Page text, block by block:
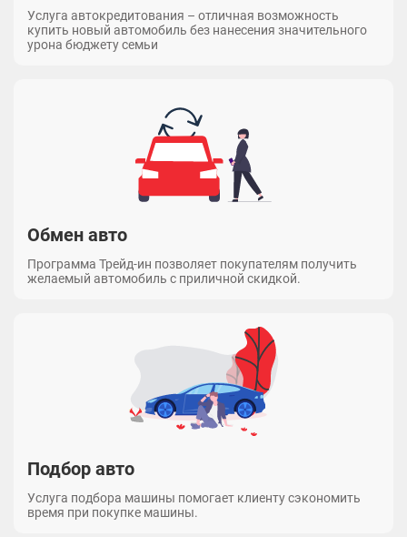
Услуга автокредитования – отличная возможность
купить новый автомобиль без нанесения значительного
урона бюджету семьи
Обмен авто
Программа Трейд-ин позволяет покупателям получить
желаемый автомобиль с приличной скидкой.
Подбор авто
Услуга подбора машины помогает клиенту сэкономить
время при покупке машины.